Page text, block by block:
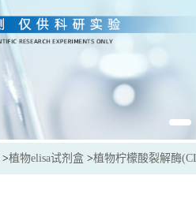
>植物elisa试剂盒 >植物柠檬酸裂解酶